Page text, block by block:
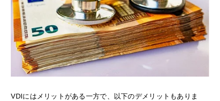
VDIにはメリットがある一方で、以下のデメリットもありま